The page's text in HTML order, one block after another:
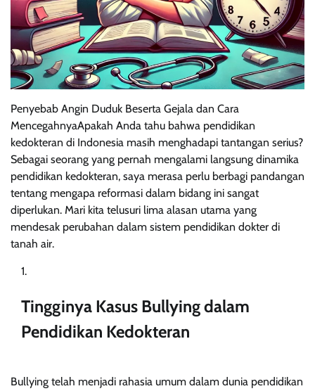
Penyebab Angin Duduk Beserta Gejala dan Cara
MencegahnyaApakah Anda tahu bahwa pendidikan
kedokteran di Indonesia masih menghadapi tantangan serius?
Sebagai seorang yang pernah mengalami langsung dinamika
pendidikan kedokteran, saya merasa perlu berbagi pandangan
tentang mengapa reformasi dalam bidang ini sangat
diperlukan. Mari kita telusuri lima alasan utama yang
mendesak perubahan dalam sistem pendidikan dokter di
tanah air.
Tingginya Kasus Bullying dalam
Pendidikan Kedokteran
Bullying telah menjadi rahasia umum dalam dunia pendidikan